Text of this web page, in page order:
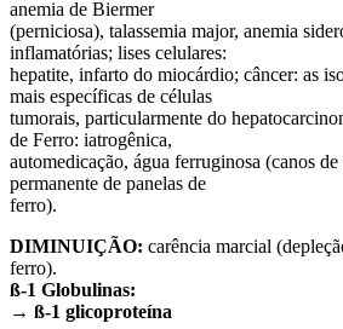
anemia de Biermer
(perniciosa), talassemia major, anemia
inflamatórias; lises celulares:
hepatite, infarto do miocárdio; câncer: as
mais específicas de células
tumorais, particularmente do
de Ferro: iatrogênica,
automedicação, água ferruginosa (canos
permanente de panelas de
ferro).
DIMINUIÇÃO: carência marcial
ferro).
ß-1 Globulinas:
→ ß-1 glicoproteína